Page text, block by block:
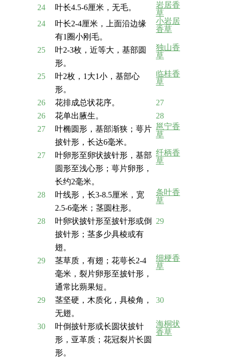
24 叶长4.5-6厘米，无毛。
岩居香
草
24
叶长2-4厘米，上面沿边缘
有1圈小刚毛。
小岩居
香草
25
叶2-3枚，近等大，基部圆
形。
独山香
草
25
叶2枚，1大1小，基部心
形。
临桂香
草
26 花排成总状花序。
27
26
花单出腋生。
28
27
叶椭圆形，基部渐狭；萼片
披针形，长达6毫米。
邕宁香
草
27
叶卵形至卵状披针形，基部
圆形至浅心形；萼片卵形，
长约2毫米。
纤柄香
草
28
叶线形，长3-8.5厘米，宽
2.5-6毫米；茎圆柱形。
条叶香
草
28
叶卵状披针形至披针形或倒
披针形；茎多少具棱或有
翅。
29
29
茎草质，有翅；花萼长2-4
毫米，裂片卵形至披针形，
通常比蒴果短。
细梗香
草
29
茎坚硬，木质化，具棱角，
无翅。
30
30
叶倒披针形或长圆状披针
形，亚革质；花冠裂片长圆
形。
海桐状
香草